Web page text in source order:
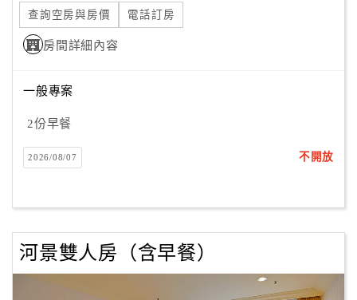
查詢空房與房價 電話訂房
房間詳細內容
一般專案
2份早餐
2026/08/07 不開放
河景雙人房（含早餐）